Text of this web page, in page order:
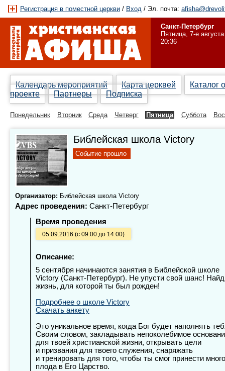
Регистрация в поместной церкви / Вход / Эл. почта:
Санкт-Петербург
Пятница, 7-е августа
20:36
Календарь мероприятий Карта церквей
Каталог
проекте
Партнеры Подписка
Понедельник Вторник Среда Четверг Пятница Суббота
Библейская школа Victory
Событие прошло
Организатор: Библейская школа Victory
Адрес проведения: Санкт-Петербург
Время проведения
05.09.2016 (с 09:00 до 14:00)
Описание:
5 сентября начинаются занятия в Библейской школе
Victory (Санкт-Петербург). Не упусти свой шанс!
жизнь, для которой ты был рожден!
Подробнее о школе Victory
Скачать анкету
Это уникальное время, когда Бог будет наполнять
Своим словом, закладывать непоколебимое
для твоей христианской жизни, открывать цели
и призвания для твоего служения, снаряжать
и тренировать для того, чтобы ты смог принести много
плода в Его Царство.